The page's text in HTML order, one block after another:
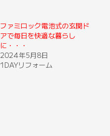
ファミロック電池式の玄関ド
アで毎日を快適な暮らし
に・・・
2024年5月8日
1DAYリフォーム